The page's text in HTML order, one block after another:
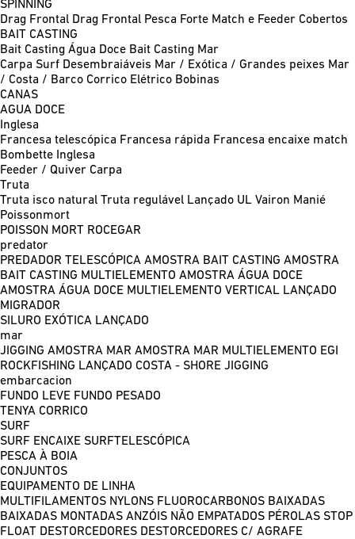
SPINNING
Drag Frontal Drag Frontal Pesca Forte Match e Feeder Cobertos
BAIT CASTING
Bait Casting Água Doce Bait Casting Mar
Carpa Surf Desembraiáveis Mar / Exótica / Grandes peixes Mar
/ Costa / Barco Corrico Elétrico Bobinas
CANAS
AGUA DOCE
Inglesa
Francesa telescópica Francesa rápida Francesa encaixe match
Bombette Inglesa
Feeder / Quiver Carpa
Truta
Truta isco natural Truta regulável Lançado UL Vairon Manié
Poissonmort
POISSON MORT ROCEGAR
predator
PREDADOR TELESCÓPICA AMOSTRA BAIT CASTING AMOSTRA
BAIT CASTING MULTIELEMENTO AMOSTRA ÁGUA DOCE
AMOSTRA ÁGUA DOCE MULTIELEMENTO VERTICAL LANÇADO
MIGRADOR
SILURO EXÓTICA LANÇADO
mar
JIGGING AMOSTRA MAR AMOSTRA MAR MULTIELEMENTO EGI
ROCKFISHING LANÇADO COSTA - SHORE JIGGING
embarcacion
FUNDO LEVE FUNDO PESADO
TENYA CORRICO
SURF
SURF ENCAIXE SURFTELESCÓPICA
PESCA À BOIA
CONJUNTOS
EQUIPAMENTO DE LINHA
MULTIFILAMENTOS NYLONS FLUOROCARBONOS BAIXADAS
BAIXADAS MONTADAS ANZÓIS NÃO EMPATADOS PÉROLAS STOP
FLOAT DESTORCEDORES DESTORCEDORES C/ AGRAFE